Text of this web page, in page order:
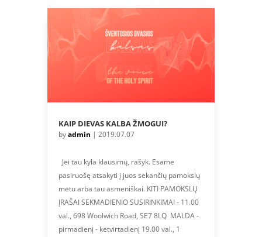
KAIP DIEVAS KALBA ŽMOGUI?
byadmin | 2019.07.07
Jei tau kyla klausimų, rašyk. Esame
pasiruošę atsakyti į juos sekančių pamokslų
metu arba tau asmeniškai. KITI PAMOKSLŲ
ĮRAŠAI SEKMADIENIO SUSIRINKIMAI - 11.00
val., 698 Woolwich Road, SE7 8LQ MALDA -
pirmadienį - ketvirtadienį 19.00 val., 1